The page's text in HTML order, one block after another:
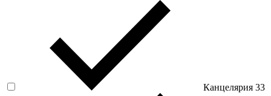
Канцелярия 33